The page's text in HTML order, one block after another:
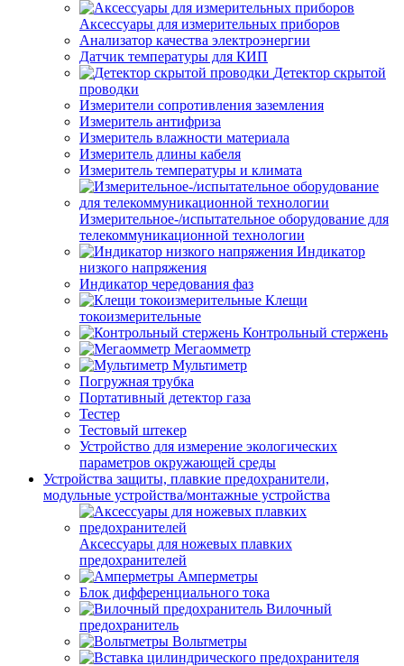
Аксессуары для измерительных приборов
Анализатор качества электроэнергии
Датчик температуры для КИП
Детектор скрытой
проводки
Измерители сопротивления заземления
Измеритель антифриза
Измеритель влажности материала
Измеритель длины кабеля
Измеритель температуры и климата
Измерительное-/испытательное оборудование для
телекоммуникационной технологии
Индикатор
низкого напряжения
Индикатор чередования фаз
Клещи
токоизмерительные
Контрольный стержень
Мегаомметр
Мультиметр
Погружная трубка
Портативный детектор газа
Тестер
Тестовый штекер
Устройство для измерение экологических
параметров окружающей среды
Устройства защиты, плавкие предохранители,
модульные устройства/монтажные устройства
Аксессуары для ножевых плавких
предохранителей
Амперметры
Блок дифференциального тока
Вилочный
предохранитель
Вольтметры